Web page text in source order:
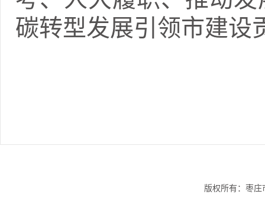
碳转型发展引领市建设
版权所有：枣